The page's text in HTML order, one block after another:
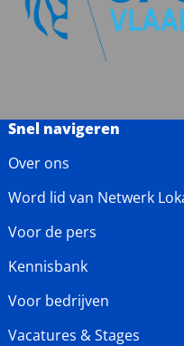
Snel navigeren
Over ons
Word lid van Netwerk
Voor de pers
Kennisbank
Voor bedrijven
Vacatures & Stages